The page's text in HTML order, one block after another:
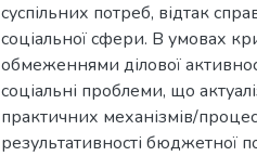
суспільних потреб, відтак
соціальної сфери. В умовах
обмеженнями ділової
соціальні проблеми, що
практичних механізмів/
результативності бюджетної